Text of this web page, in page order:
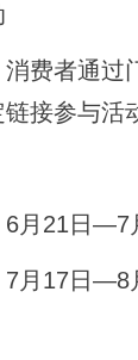
者通过
接参与活
21日—7
17日—8